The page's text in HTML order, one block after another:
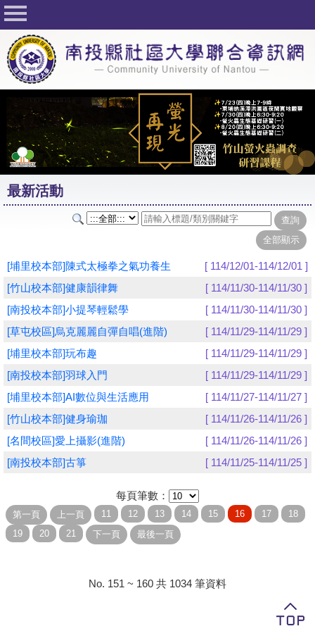
回首頁
關於社大
公佈欄
行事曆
最新活動
活動花絮
課程一覽表
志工與社團
友站連結
網路選課
學員專區
教師專區
評委專區
最新活動
[埔里校本部]陳式太極拳之氣功養生
[ 114/12/01-114/12/01 ]
[竹山校本部]健康韻律舞
[ 114/11/30-114/11/30 ]
[南投校本部]小提琴輕鬆學
[ 114/11/30-114/11/30 ]
[草屯校區]烏克麗麗自彈自唱(進階)
[ 114/11/29-114/11/29 ]
[埔里校本部]玩布趣
[ 114/11/29-114/11/29 ]
[南投校本部]羽球入門
[ 114/11/29-114/11/29 ]
[埔里校本部]AI數位與生活應用
[ 114/11/27-114/11/27 ]
[竹山校本部]健身瑜珈
[ 114/11/26-114/11/26 ]
[名間校區]愛上攝影(進階)
[ 114/11/26-114/11/26 ]
[南投校本部]古箏
[ 114/11/25-114/11/25 ]
每頁筆數：
No. 151 ~ 160 共 1034 筆資料